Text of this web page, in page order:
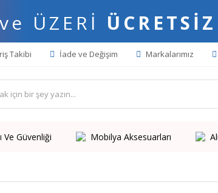
ÜZERİ
Takibi İade ve Değişim Markalarımız
Ve Güvenliği Mobilya Aksesuarları